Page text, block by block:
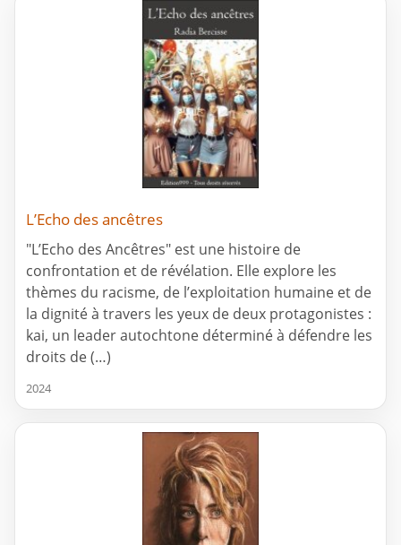
L’Echo des ancêtres
"L’Echo des Ancêtres" est une histoire de
confrontation et de révélation. Elle explore les
thèmes du racisme, de l’exploitation humaine et de
la dignité à travers les yeux de deux protagonistes :
kai, un leader autochtone déterminé à défendre les
droits de (…)
2024